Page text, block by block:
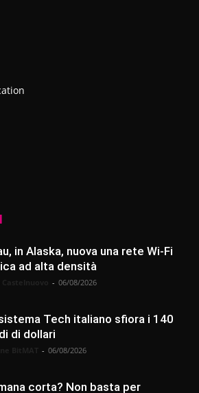
in Alaska, nuova una rete Wi-Fi
ad alta densità
- 06/08/2026
Tech italiano sfiora i 140
di dollari
- 06/08/2026
corta? Non basta per